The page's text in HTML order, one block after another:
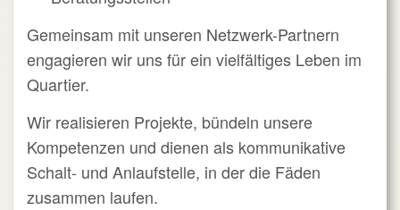
Gemeinsam mit unseren Netzwerk-Partnern
engagieren wir uns für ein vielfältiges Leben im
Quartier.
Wir realisieren Projekte, bündeln unsere
Kompetenzen und dienen als kommunikative
Schalt- und Anlaufstelle, in der die Fäden
zusammen laufen.